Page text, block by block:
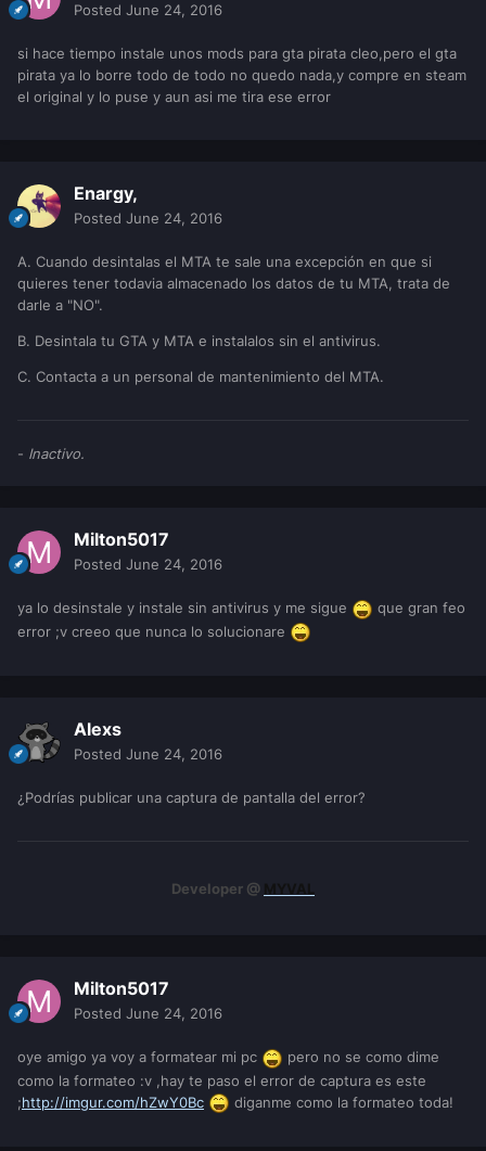
Posted June 24, 2016
si hace tiempo instale unos mods para gta pirata cleo,pero el gta
pirata ya lo borre todo de todo no quedo nada,y compre en steam
el original y lo puse y aun asi me tira ese error
Enargy,
Posted June 24, 2016
A. Cuando desintalas el MTA te sale una excepción en que si
quieres tener todavia almacenado los datos de tu MTA, trata de
darle a "NO".
B. Desintala tu GTA y MTA e instalalos sin el antivirus.
C. Contacta a un personal de mantenimiento del MTA.
- Inactivo.
Milton5017
Posted June 24, 2016
ya lo desinstale y instale sin antivirus y me sigue
que gran feo
error ;v creeo que nunca lo solucionare
Alexs
Posted June 24, 2016
¿Podrías publicar una captura de pantalla del error?
Developer @ MYVAL
Milton5017
Posted June 24, 2016
oye amigo ya voy a formatear mi pc
pero no se como dime
como la formateo :v ,hay te paso el error de captura es este
;http://imgur.com/hZwY0Bc diganme como la formateo toda!